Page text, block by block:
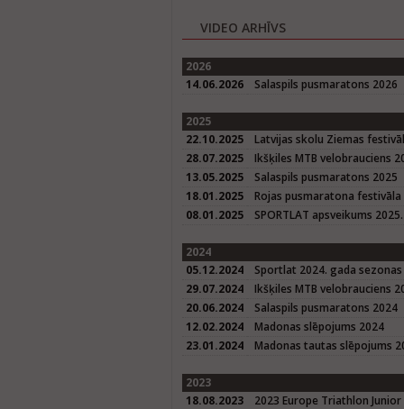
VIDEO ARHĪVS
2026
14.06.2026
Salaspils pusmaratons 2026
2025
22.10.2025
Latvijas skolu Ziemas
28.07.2025
Ikšķiles MTB velobrauciens
13.05.2025
Salaspils pusmaratons 2025
18.01.2025
Rojas pusmaratona festivāla
08.01.2025
SPORTLAT apsveikums
2024
05.12.2024
Sportlat 2024. gada
29.07.2024
Ikšķiles MTB velobrauciens
20.06.2024
Salaspils pusmaratons 2024
12.02.2024
Madonas slēpojums 2024
23.01.2024
Madonas tautas slēpojums
2023
18.08.2023
2023 Europe Triathlon Junior